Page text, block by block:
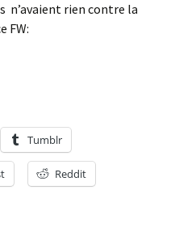
n’avaient rien contre la
FW:
Aguilar
Tumblr
Reddit